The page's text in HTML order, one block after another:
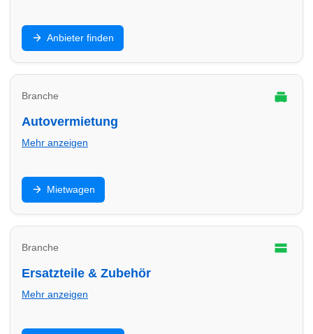
Wallbox, Installation, Abrechnung und Ladepunkte:
Finde Anbieter in Herten für E-Mobilität zu Hause und
im Gewerbe.
Anbieter finden
Branche
Autovermietung
Mehr anzeigen
Mietwagen für Urlaub, Umzug oder Werkstatt-Ersatz:
Finde Autovermietungen in Herten und vergleiche
Konditionen.
Mietwagen
Branche
Ersatzteile & Zubehör
Mehr anzeigen
Teile, Batterien, Öl, Zubehör und Einbau: Finde